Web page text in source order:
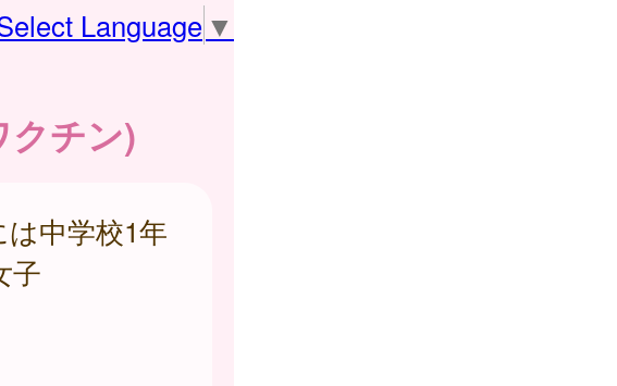
Language ▼
クチン)
は中学校1年
子